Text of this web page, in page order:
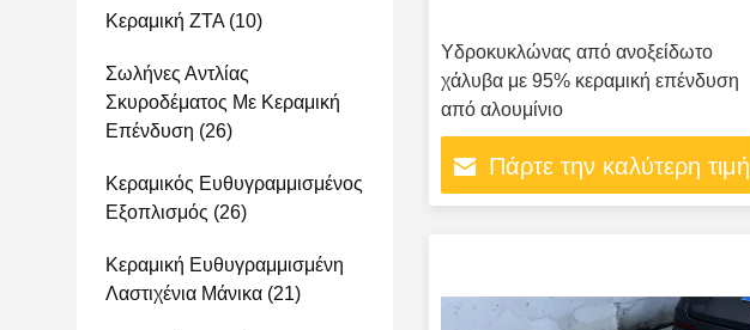
Κεραμική ZTA(10)
Σωλήνες Αντλίας
Σκυροδέματος Με Κεραμική
Επένδυση (26)
Κεραμικός Ευθυγραμμισμένος
Εξοπλισμός (26)
Κεραμική Ευθυγραμμισμένη
Λαστιχένια Μάνικα (21)
Υδροκυκλώνας από ανοξείδωτο
χάλυβα με 95% κεραμική επένδυση
από αλουμίνιο
Πάρτε την καλύτερη τιμή